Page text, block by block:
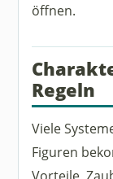
öffnen.
Regeln
Viele
Figuren